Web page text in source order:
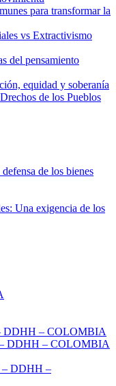
para transformar la
vs Extractivismo
del pensamiento
equidad y soberanía
de los Pueblos
de los bienes
Una exigencia de los
– COLOMBIA
DDHH – COLOMBIA
DDHH –